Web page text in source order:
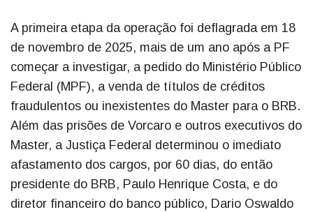
A primeira etapa da operação foi deflagrada em 18
de novembro de 2025, mais de um ano após a PF
começar a investigar, a pedido do Ministério Público
Federal (MPF), a venda de títulos de créditos
fraudulentos ou inexistentes do Master para o BRB.
Além das prisões de Vorcaro e outros executivos do
Master, a Justiça Federal determinou o imediato
afastamento dos cargos, por 60 dias, do então
presidente do BRB, Paulo Henrique Costa, e do
diretor financeiro do banco público, Dario Oswaldo